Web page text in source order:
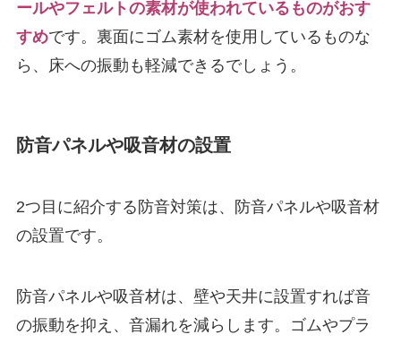
ールやフェルトの素材が使われているものがおす
すめです。裏面にゴム素材を使用しているものな
ら、床への振動も軽減できるでしょう。
防音パネルや吸音材の設置
2つ目に紹介する防音対策は、防音パネルや吸音材
の設置です。
防音パネルや吸音材は、壁や天井に設置すれば音
の振動を抑え、音漏れを減らします。ゴムやプラ